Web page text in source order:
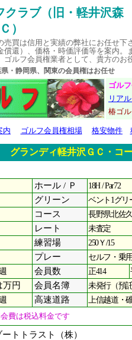
クラブ（旧・軽井沢森
）
売買は信用と実績の弊社にお任せ
還）、価格・時価評価等を案内
ルフ会員権業者として、貴方のお
千葉県・静岡県、関東の会員権
ゴル
リア
椿ゴ
内 ゴルフ会員権相場 格安物件
グランディ軽井沢ＧＣ・コ
ホール / Ｐ
18H / Par72
グリーン
ベント1グリ
コース
長野県北佐
レート
未査定
練習場
250Ｙ/15
プレー
セルフ・乗
会員数 正414
万円 会員名簿
未発行（預
高速道路
上信越道・
費は税込料金です
トトラスト（株）